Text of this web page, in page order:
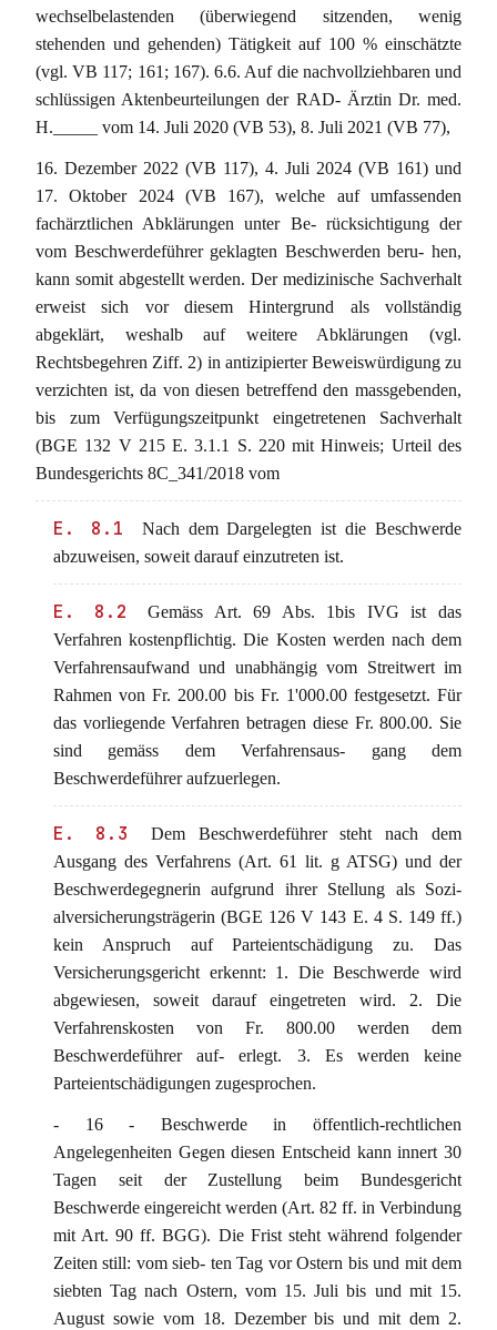
wechselbelastenden (überwiegend sitzenden, wenig
stehenden und gehenden) Tätigkeit auf 100 % einschätzte
(vgl. VB 117; 161; 167). 6.6. Auf die nachvollziehbaren und
schlüssigen Aktenbeurteilungen der RAD- Ärztin Dr. med.
H._____ vom 14. Juli 2020 (VB 53), 8. Juli 2021 (VB 77),
16. Dezember 2022 (VB 117), 4. Juli 2024 (VB 161) und
17. Oktober 2024 (VB 167), welche auf umfassenden
fachärztlichen Abklärungen unter Be- rücksichtigung der
vom Beschwerdeführer geklagten Beschwerden beru- hen,
kann somit abgestellt werden. Der medizinische Sachverhalt
erweist sich vor diesem Hintergrund als vollständig
abgeklärt, weshalb auf weitere Abklärungen (vgl.
Rechtsbegehren Ziff. 2) in antizipierter Beweiswürdigung zu
verzichten ist, da von diesen betreffend den massgebenden,
bis zum Verfügungszeitpunkt eingetretenen Sachverhalt
(BGE 132 V 215 E. 3.1.1 S. 220 mit Hinweis; Urteil des
Bundesgerichts 8C_341/2018 vom
E. 8.1
Nach dem Dargelegten ist die Beschwerde
abzuweisen, soweit darauf einzutreten ist.
E. 8.2
Gemäss Art. 69 Abs. 1bis IVG ist das
Verfahren kostenpflichtig. Die Kosten werden nach dem
Verfahrensaufwand und unabhängig vom Streitwert im
Rahmen von Fr. 200.00 bis Fr. 1'000.00 festgesetzt. Für
das vorliegende Verfahren betragen diese Fr. 800.00. Sie
sind gemäss dem Verfahrensaus- gang dem
Beschwerdeführer aufzuerlegen.
E. 8.3
Dem Beschwerdeführer steht nach dem
Ausgang des Verfahrens (Art. 61 lit. g ATSG) und der
Beschwerdegegnerin aufgrund ihrer Stellung als Sozi-
alversicherungsträgerin (BGE 126 V 143 E. 4 S. 149 ff.)
kein Anspruch auf Parteientschädigung zu. Das
Versicherungsgericht erkennt: 1. Die Beschwerde wird
abgewiesen, soweit darauf eingetreten wird. 2. Die
Verfahrenskosten von Fr. 800.00 werden dem
Beschwerdeführer auf- erlegt. 3. Es werden keine
Parteientschädigungen zugesprochen.
- 16 - Beschwerde in öffentlich-rechtlichen
Angelegenheiten Gegen diesen Entscheid kann innert 30
Tagen seit der Zustellung beim Bundesgericht
Beschwerde eingereicht werden (Art. 82 ff. in Verbindung
mit Art. 90 ff. BGG). Die Frist steht während folgender
Zeiten still: vom sieb- ten Tag vor Ostern bis und mit dem
siebten Tag nach Ostern, vom 15. Juli bis und mit 15.
August sowie vom 18. Dezember bis und mit dem 2.